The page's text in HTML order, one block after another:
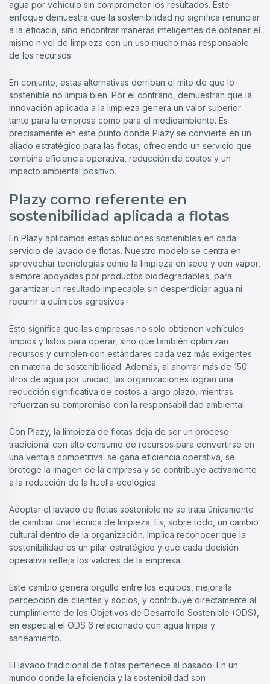
agua por vehículo sin comprometer los resultados. Este
enfoque demuestra que la sostenibilidad no significa renunciar
a la eficacia, sino encontrar maneras inteligentes de obtener el
mismo nivel de limpieza con un uso mucho más responsable
de los recursos.
En conjunto, estas alternativas derriban el mito de que lo
sostenible no limpia bien. Por el contrario, demuestran que la
innovación aplicada a la limpieza genera un valor superior
tanto para la empresa como para el medioambiente. Es
precisamente en este punto donde Plazy se convierte en un
aliado estratégico para las flotas, ofreciendo un servicio que
combina eficiencia operativa, reducción de costos y un
impacto ambiental positivo.
Plazy como referente en
sostenibilidad aplicada a flotas
En Plazy aplicamos estas soluciones sostenibles en cada
servicio de lavado de flotas. Nuestro modelo se centra en
aprovechar tecnologías como la limpieza en seco y con vapor,
siempre apoyadas por productos biodegradables, para
garantizar un resultado impecable sin desperdiciar agua ni
recurrir a químicos agresivos.
Esto significa que las empresas no solo obtienen vehículos
limpios y listos para operar, sino que también optimizan
recursos y cumplen con estándares cada vez más exigentes
en materia de sostenibilidad. Además, al ahorrar más de 150
litros de agua por unidad, las organizaciones logran una
reducción significativa de costos a largo plazo, mientras
refuerzan su compromiso con la responsabilidad ambiental.
Con Plazy, la limpieza de flotas deja de ser un proceso
tradicional con alto consumo de recursos para convertirse en
una ventaja competitiva: se gana eficiencia operativa, se
protege la imagen de la empresa y se contribuye activamente
a la reducción de la huella ecológica.
Adoptar el lavado de flotas sostenible no se trata únicamente
de cambiar una técnica de limpieza. Es, sobre todo, un cambio
cultural dentro de la organización. Implica reconocer que la
sostenibilidad es un pilar estratégico y que cada decisión
operativa refleja los valores de la empresa.
Este cambio genera orgullo entre los equipos, mejora la
percepción de clientes y socios, y contribuye directamente al
cumplimiento de los Objetivos de Desarrollo Sostenible (ODS),
en especial el ODS 6 relacionado con agua limpia y
saneamiento.
El lavado tradicional de flotas pertenece al pasado. En un
mundo donde la eficiencia y la sostenibilidad son